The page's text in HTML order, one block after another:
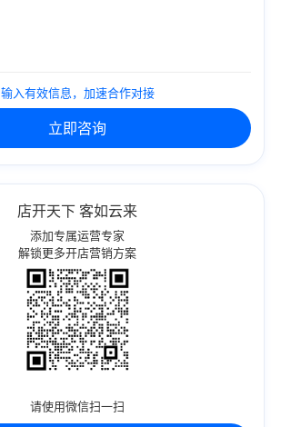
输入有效信息，加速合作对接
立即咨询
店开天下 客如云来
添加专属运营专家
解锁更多开店营销方案
请使用微信扫一扫